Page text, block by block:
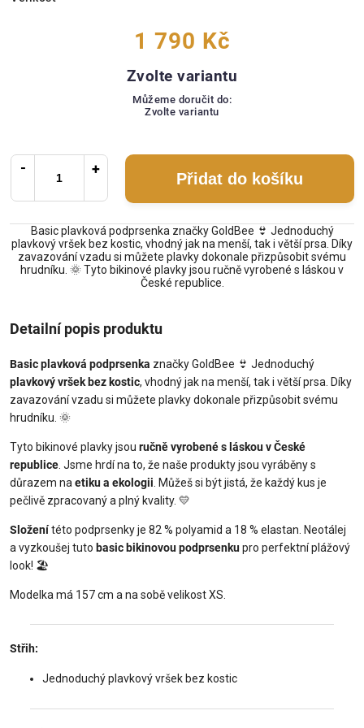
1 790 Kč
Zvolte variantu
Můžeme doručit do:
Zvolte variantu
Přidat do košíku
Basic plavková podprsenka značky GoldBee 👙 Jednoduchý
plavkový vršek bez kostic, vhodný jak na menší, tak i větší prsa. Díky
zavazování vzadu si můžete plavky dokonale přizpůsobit svému
hrudníku. 🌞 Tyto bikinové plavky jsou ručně vyrobené s láskou v
České republice.
Detailní popis produktu
Basic plavková podprsenka značky GoldBee 👙 Jednoduchý
plavkový vršek bez kostic, vhodný jak na menší, tak i větší prsa. Díky
zavazování vzadu si můžete plavky dokonale přizpůsobit svému
hrudníku. 🌞
Tyto bikinové plavky jsou ručně vyrobené s láskou v České
republice . Jsme hrdí na to, že naše produkty jsou vyráběny s
důrazem na etiku a ekologii . Můžeš si být jistá, že každý kus je
pečlivě zpracovaný a plný kvality. 💛
Složenítéto podprsenky je 82 % polyamid a 18 % elastan. Neotálej
a vyzkoušej tuto basic bikinovou podprsenkupro perfektní plážový
look! 🏖️
Modelka má 157 cm a na sobě velikost XS.
Střih:
Jednoduchý plavkový vršek bez kostic